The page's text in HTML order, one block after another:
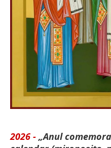
2026 - „Anul